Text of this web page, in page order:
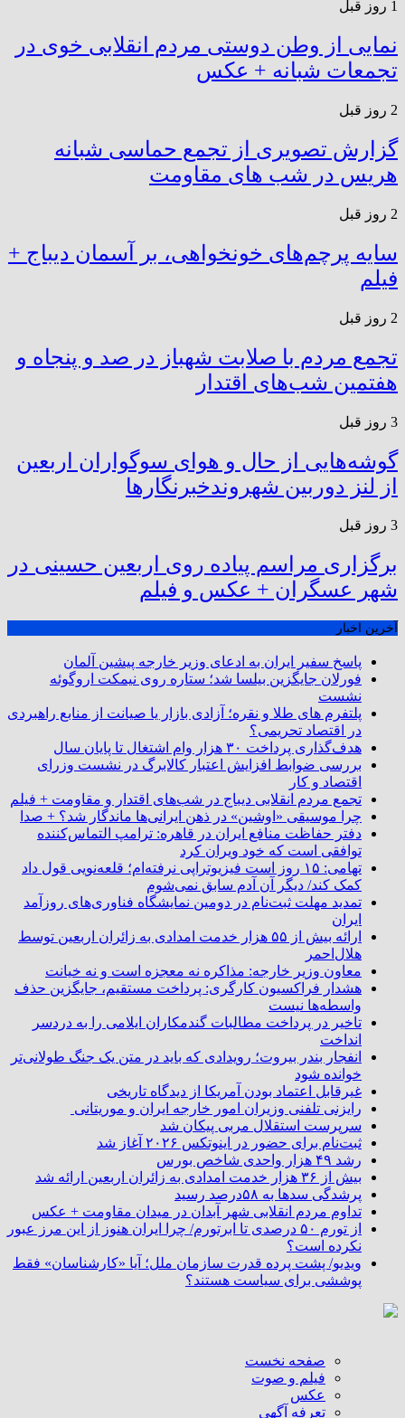
1 روز قبل
نمایی از وطن دوستی مردم انقلابی خوی در
تجمعات شبانه + عکس
2 روز قبل
گزارش تصویری از تجمع حماسی شبانه
هریس در شب های مقاومت
2 روز قبل
سایه پرچم‌های خونخواهی، بر آسمان دیباج +
فیلم
2 روز قبل
تجمع مردم با صلابت شهباز در صد و پنجاه و
هفتمین شب‌های اقتدار
3 روز قبل
گوشه‌هایی از حال و هوای سوگواران اربعین
از لنز دوربین شهروندخبرنگار‌ها
3 روز قبل
برگزاری مراسم پیاده روی اربعین حسینی در
شهر عسگران + عکس و فیلم
آخرین اخبار
پاسخ سفیر ایران به ادعای وزیر خارجه پیشین آلمان
فورلان جایگزین بیلسا شد؛ ستاره روی نیمکت اروگوئه
نشست
پلتفرم ‌های طلا و نقره؛ آزادی بازار یا صیانت از منابع راهبردی
در اقتصاد تحریمی؟
هدف‌گذاری پرداخت ۳۰ هزار وام اشتغال تا پایان سال
بررسی ضوابط افزایش اعتبار کالابرگ در نشست وزرای
اقتصاد و کار
تجمع مردم انقلابی دیباج در شب‌های اقتدار و مقاومت + فیلم
چرا موسیقی «اوشین» در ذهن ایرانی‌ها ماندگار شد؟ + صدا
دفتر حفاظت منافع ایران در قاهره: ترامپ التماس‌کننده
توافقی است که خود ویران کرد
تهامی: ۱۵ روز است فیزیوتراپی نرفته‌ام؛ قلعه‌نویی قول داد
کمک کند/ دیگر آن آدم سابق نمی‌شوم
تمدید مهلت ثبت‌نام در دومین نمایشگاه فناوری‌های روزآمد
ایران
ارائه بیش از ۵۵ هزار خدمت امدادی به زائران اربعین توسط
هلال‌احمر
معاون وزیر خارجه: مذاکره نه معجزه است و نه خیانت
هشدار فراکسیون کارگری: پرداخت مستقیم، جایگزین حذف
واسطه‌ها نیست
تاخیر در پرداخت مطالبات گندمکاران ایلامی را به دردسر
انداخت
انفجار بندر بیروت؛ رویدادی که باید در متن یک جنگ طولانی‌تر
خوانده شود
غیرقابل اعتماد بودن آمریکا از دیدگاه تاریخی
رایزنی تلفنی وزیران امور خارجه ایران و موریتانی
سرپرست استقلال مربی پیکان شد
ثبت‌نام برای حضور در اینوتکس ۲۰۲۶ آغاز شد
رشد ۴۹ هزار واحدی شاخص بورس
بیش از ۳۶ هزار خدمت امدادی به زائران اربعین ارائه شد
پرشدگی سدها به ۵۸درصد رسید
تداوم مردم انقلابی شهر آبدان در میدان مقاومت + عکس
از تورم ۵۰ درصدی تا ابرتورم/ چرا ایران هنوز از این مرز عبور
نکرده است؟
ویدیو/ پشت پرده قدرت سازمان ملل؛ آیا «کارشناسان» فقط
پوششی برای سیاست هستند؟
صفحه نخست
فیلم و صوت
عکس
تعرفه آگهی